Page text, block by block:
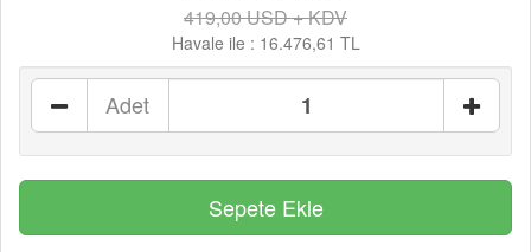
419,00 USD + KDV
Havale ile : 16.476,61 TL
Adet